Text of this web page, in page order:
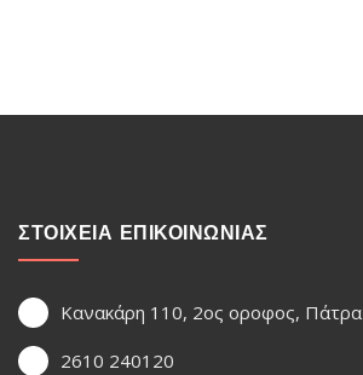
ΣΤΟΙΧΕΙΑ ΕΠΙΚΟΙΝΩΝΙΑΣ
Κανακάρη 110, 2ος οροφος, Πάτρα
2610 240120